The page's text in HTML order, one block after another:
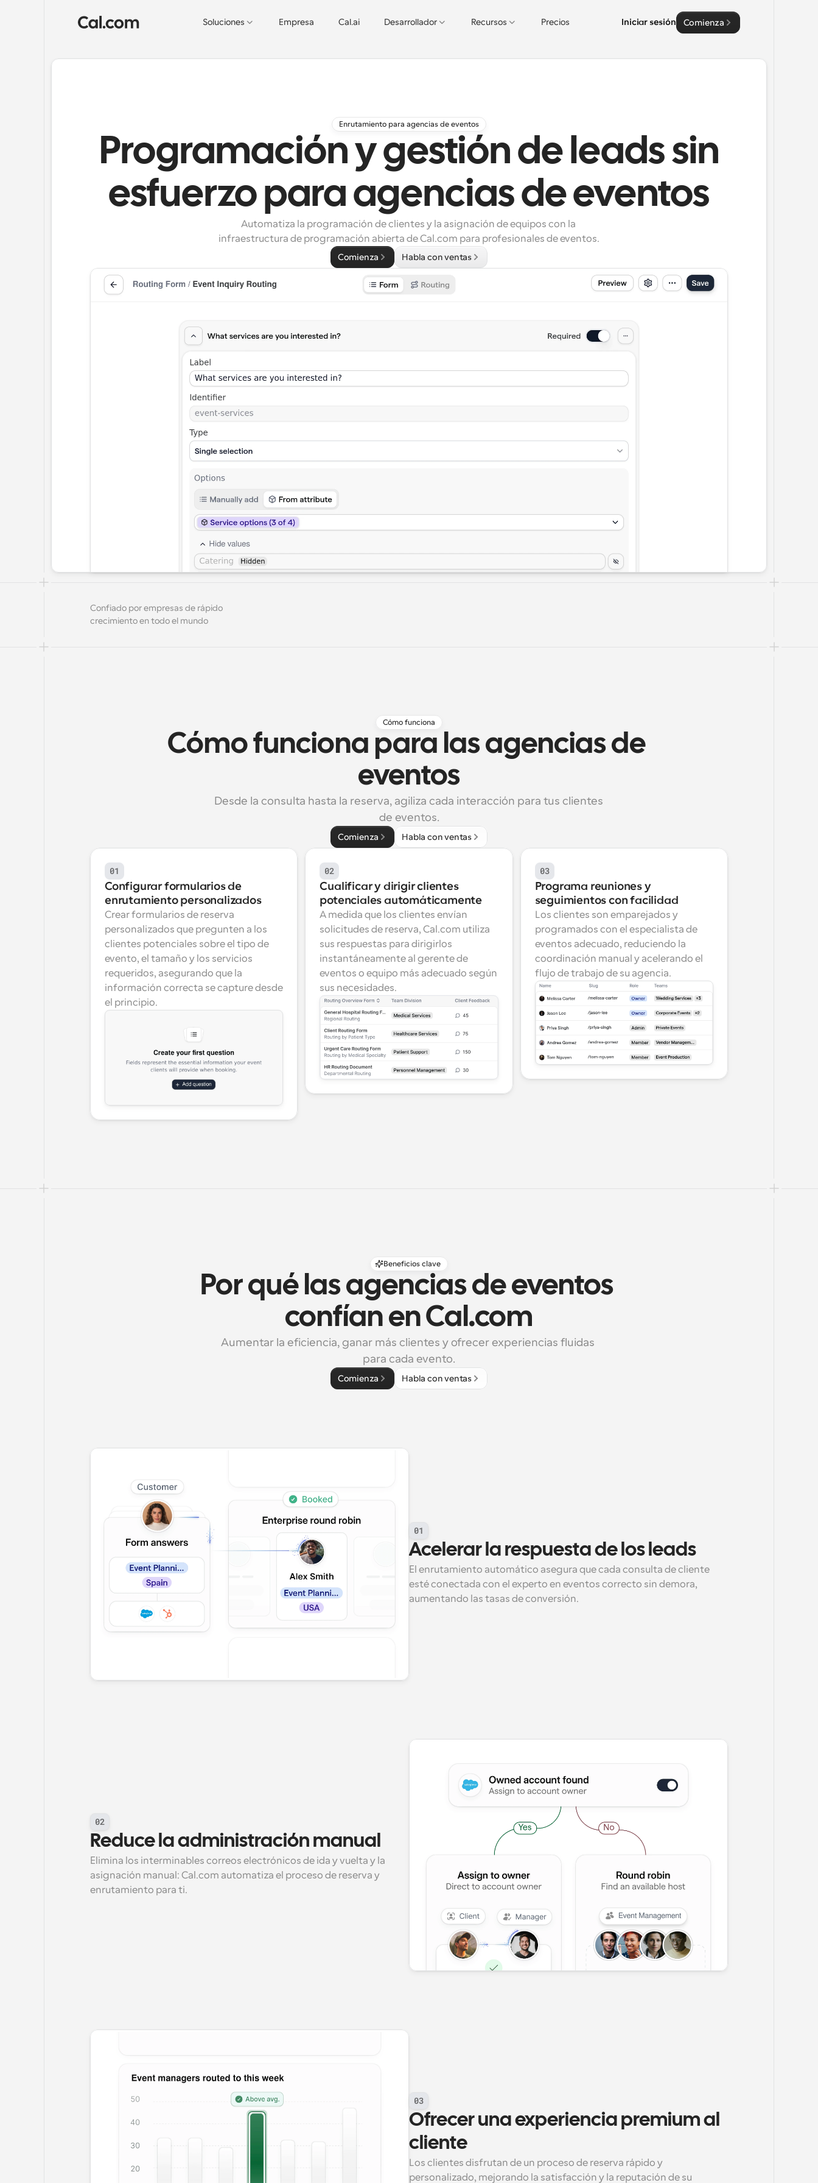
Soluciones Empresa Cal.ai Desarrollador Recursos Precios Iniciar sesión Comienza
Enrutamiento para agencias de eventos
Programación y gestión de leads sin
esfuerzo para agencias de eventos
Automatiza la programación de clientes y la asignación de equipos con la
infraestructura de programación abierta de Cal.com para profesionales de eventos.
Comienza Habla con ventas
Confiado por empresas de rápido
crecimiento en todo el mundo
Cómo funciona
Cómo funciona para las agencias de
eventos
Desde la consulta hasta la reserva, agiliza cada interacción para tus clientes
de eventos.
Comienza Habla con ventas
01
Configurar formularios de
enrutamiento personalizados
Crear formularios de reserva
personalizados que pregunten a los
clientes potenciales sobre el tipo de
evento, el tamaño y los servicios
requeridos, asegurando que la
información correcta se capture desde
el principio.
02
Cualificar y dirigir clientes
potenciales automáticamente
A medida que los clientes envían
solicitudes de reserva, Cal.com utiliza
sus respuestas para dirigirlos
instantáneamente al gerente de
eventos o equipo más adecuado según
sus necesidades.
03
Programa reuniones y
seguimientos con facilidad
Los clientes son emparejados y
programados con el especialista de
eventos adecuado, reduciendo la
coordinación manual y acelerando el
flujo de trabajo de su agencia.
Beneficios clave
Por qué las agencias de eventos
confían en Cal.com
Aumentar la eficiencia, ganar más clientes y ofrecer experiencias fluidas
para cada evento.
Comienza Habla con ventas
01
Acelerar la respuesta de los leads
El enrutamiento automático asegura que cada consulta de cliente
esté conectada con el experto en eventos correcto sin demora,
aumentando las tasas de conversión.
02
Reduce la administración manual
Elimina los interminables correos electrónicos de ida y vuelta y la
asignación manual: Cal.com automatiza el proceso de reserva y
enrutamiento para ti.
03
Ofrecer una experiencia premium al
cliente
Los clientes disfrutan de un proceso de reserva rápido y
personalizado, mejorando la satisfacción y la reputación de su